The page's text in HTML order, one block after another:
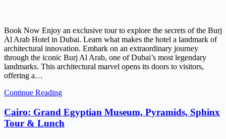
Book Now Enjoy an exclusive tour to explore the secrets of the Burj
Al Arab Hotel in Dubai. Learn what makes the hotel a landmark of
architectural innovation. Embark on an extraordinary journey
through the iconic Burj Al Arab, one of Dubai’s most legendary
landmarks. This architectural marvel opens its doors to visitors,
offering a…
Continue Reading
Cairo: Grand Egyptian Museum, Pyramids, Sphinx
Tour & Lunch